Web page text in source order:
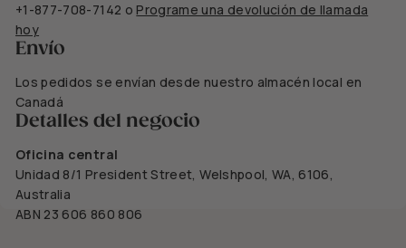
+1-877-708-7142 o Programe una devolución de llamada
hoy
Envío
Los pedidos se envían desde nuestro almacén local en
Canadá
Detalles del negocio
Oficina central
Unidad 8/1 President Street, Welshpool, WA, 6106,
Australia
ABN 23 606 860 806